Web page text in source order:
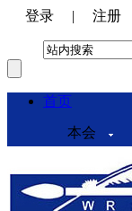
登录 | 注册
首页
本会
本会介
领导机
理事会